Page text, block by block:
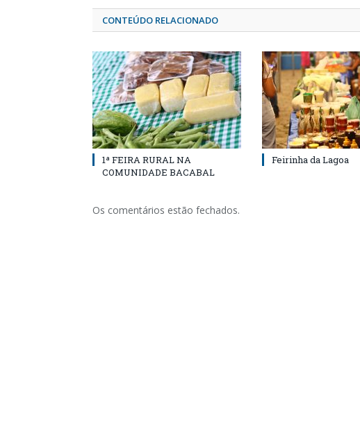
CONTEÚDO RELACIONADO
1ª FEIRA RURAL NA
COMUNIDADE BACABAL
Feirinha da Lagoa
Os comentários estão fechados.